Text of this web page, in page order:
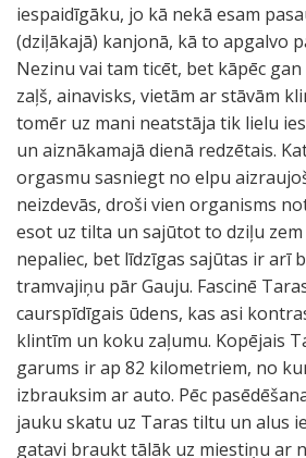
iespaidīgāku, jo kā nekā esam
(dziļākajā) kanjonā, kā to apgalvo
Nezinu vai tam ticēt, bet kāpēc
zaļš, ainavisks, vietām ar stāvām
tomēr uz mani neatstāja tik lielu
un aiznākamajā dienā redzētais.
orgasmu sasniegt no elpu
neizdevās, droši vien organisms
esot uz tilta un sajūtot to dziļu zem
nepaliec, bet līdzīgas sajūtas ir arī
tramvajiņu pār Gauju. Fascinē
caurspīdīgais ūdens, kas asi
klintīm un koku zaļumu. Kopējais
garums ir ap 82 kilometriem, no
izbrauksim ar auto. Pēc
jauku skatu uz Taras tiltu un alus
gatavi braukt tālāk uz miestiņu ar